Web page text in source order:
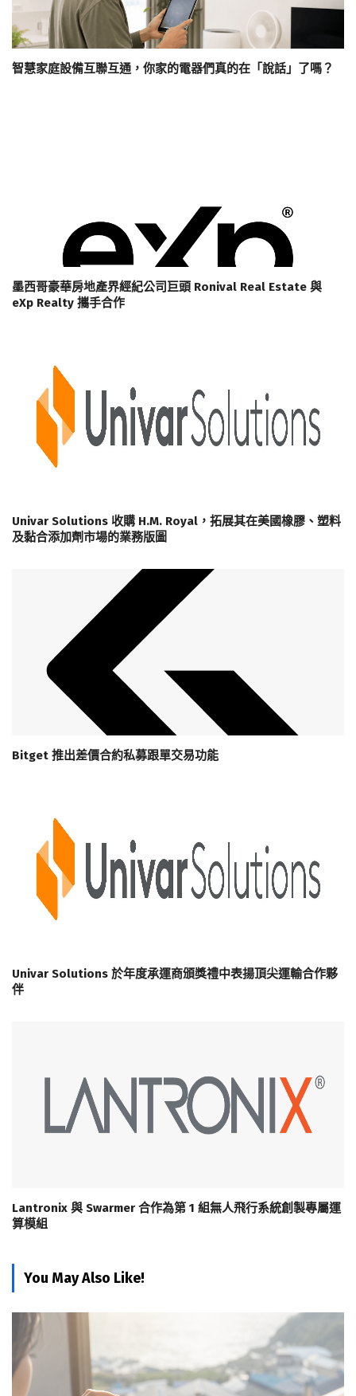
智慧家庭設備互聯互通，你家的電器們真的在「說話」了嗎？
墨西哥豪華房地產界經紀公司巨頭 Ronival Real Estate 與
eXp Realty 攜手合作
Univar Solutions 收購 H.M. Royal，拓展其在美國橡膠、塑料
及黏合添加劑市場的業務版圖
Bitget 推出差價合約私募跟單交易功能
Univar Solutions 於年度承運商頒獎禮中表揚頂尖運輸合作夥
伴
Lantronix 與 Swarmer 合作為第 1 組無人飛行系統創製專屬運
算模組
You May Also Like!